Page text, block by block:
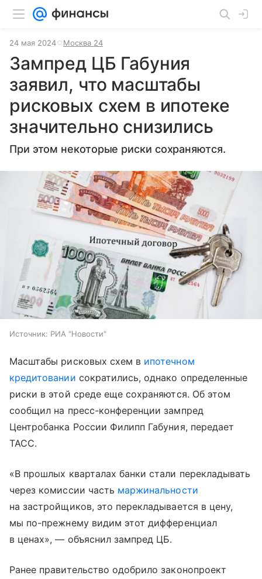
24 мая 2024 Москва 24
Зампред ЦБ Габуния
заявил, что масштабы
рисковых схем в ипотеке
значительно снизились
При этом некоторые риски сохраняются.
Источник: РИА "Новости"
Масштабы рисковых схем в ипотечном
кредитовании сократились, однако определенные
риски в этой среде еще сохраняются. Об этом
сообщил на пресс-конференции зампред
Центробанка России Филипп Габуния, передает
ТАСС.
«В прошлых кварталах банки стали перекладывать
через комиссии часть маржинальности
на застройщиков, это перекладывается в цену,
мы по-прежнему видим этот дифференциал
в ценах», — объяснил зампред ЦБ.
Ранее правительство одобрило законопроект